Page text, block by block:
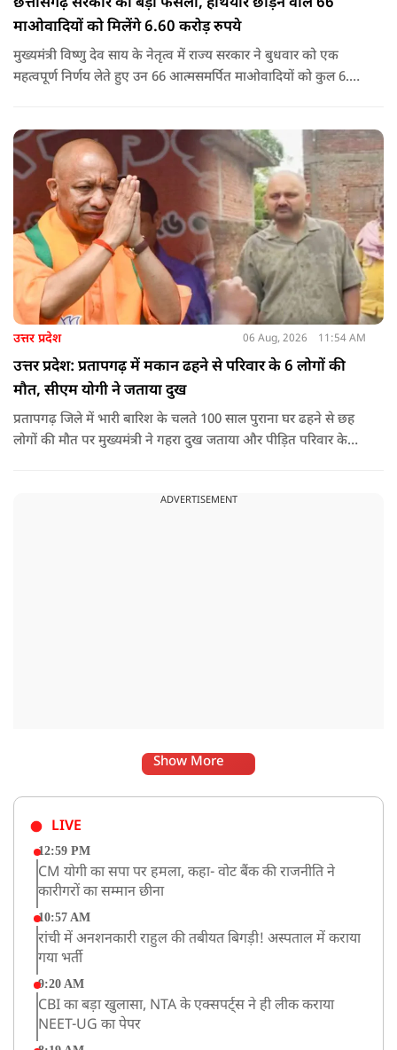
माओवादियों को मिलेंगे 6.60 करोड़ रुपये
मुख्यमंत्री विष्णु देव साय के नेतृत्व में राज्य सरकार ने बुधवार को एक
महत्वपूर्ण निर्णय लेते हुए उन 66 आत्मसमर्पित माओवादियों को कुल 6.60
उत्तर प्रदेश 06 Aug, 2026 11:54 AM
उत्तर प्रदेश: प्रतापगढ़ में मकान ढहने से परिवार के 6 लोगों की
मौत, सीएम योगी ने जताया दुख
प्रतापगढ़ जिले में भारी बारिश के चलते 100 साल पुराना घर ढहने से छह
लोगों की मौत पर मुख्यमंत्री ने गहरा दुख जताया और पीड़ित परिवार के
ADVERTISEMENT
Show More
LIVE
12:59 PM
CM योगी का सपा पर हमला, कहा- वोट बैंक की राजनीति ने
कारीगरों का सम्मान छीना
10:57 AM
रांची में अनशनकारी राहुल की तबीयत बिगड़ी! अस्पताल में कराया
गया भर्ती
9:20 AM
CBI का बड़ा खुलासा, NTA के एक्सपर्ट्स ने ही लीक कराया
NEET-UG का पेपर